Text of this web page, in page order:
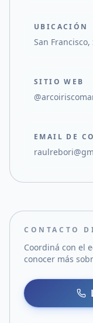
UBICACIÓN
San Francisco,
SITIO WEB
EMAIL DE
CONTACTO
Coordiná con el
conocer más